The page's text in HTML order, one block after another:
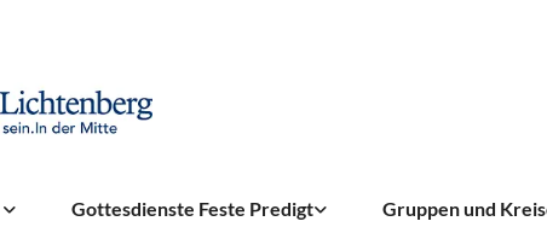
Gottesdienste Feste Predigt Gruppen und